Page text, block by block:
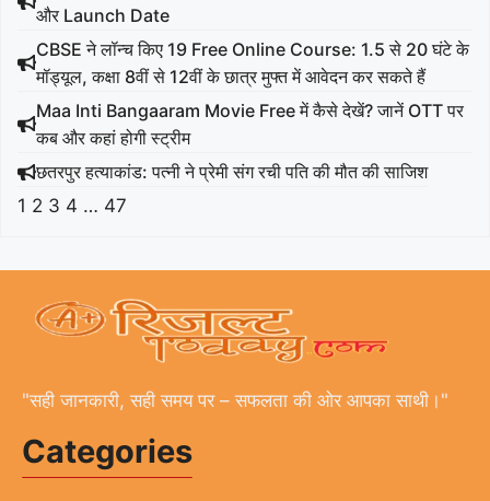
और Launch Date
CBSE ने लॉन्च किए 19 Free Online Course: 1.5 से 20 घंटे के
मॉड्यूल, कक्षा 8वीं से 12वीं के छात्र मुफ्त में आवेदन कर सकते हैं
Maa Inti Bangaaram Movie Free में कैसे देखें? जानें OTT पर
कब और कहां होगी स्ट्रीम
छतरपुर हत्याकांड: पत्नी ने प्रेमी संग रची पति की मौत की साजिश
1 2 3 4 … 47
"सही जानकारी, सही समय पर – सफलता की ओर आपका साथी।"
Categories